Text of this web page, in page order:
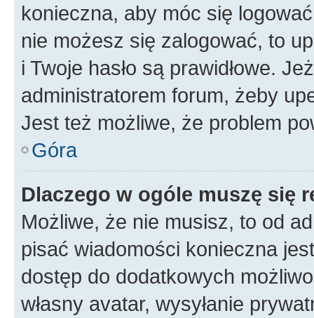
konieczna, aby móc się
nie możesz się zalogować, to
i Twoje hasło są prawidłowe.
administratorem forum, żeby
Jest też możliwe, że problem
Góra
Dlaczego w ogóle muszę się
Możliwe, że nie musisz, to od
pisać wiadomości konieczna
dostęp do dodatkowych
własny avatar, wysyłanie